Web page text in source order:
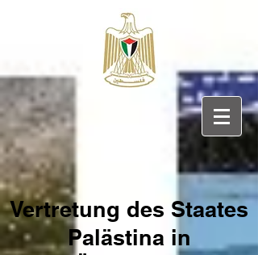
Vertretung des Staates
Palästina in